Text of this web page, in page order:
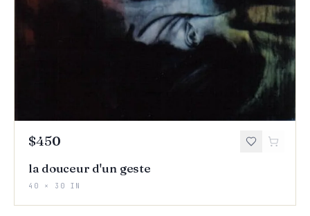
$450
la douceur d'un geste
40 × 30 IN